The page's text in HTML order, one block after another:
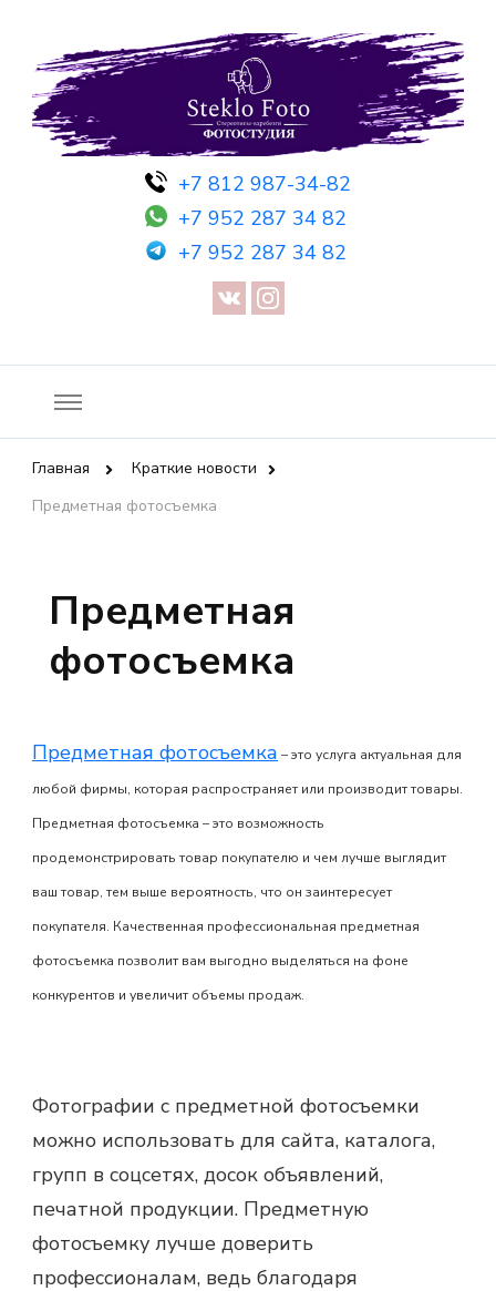
+7 812 987-34-82
+7 952 287 34 82
+7 952 287 34 82
Фотостудия SF
Фотосессия в студии СПб — Фотосессия в Санкт-Петербурге
— Предметная съемка — Невидимый манекен — Прозрачный
манекен — Сертификат на фотосессию
Главная
Краткие новости
Предметная фотосъемка
Предметная
фотосъемка
Предметная фотосъемка – это услуга актуальная для
любой фирмы, которая распространяет или производит товары.
Предметная фотосъемка – это возможность
продемонстрировать товар покупателю и чем лучше выглядит
ваш товар, тем выше вероятность, что он заинтересует
покупателя. Качественная профессиональная предметная
фотосъемка позволит вам выгодно выделяться на фоне
конкурентов и увеличит объемы продаж.
Фотографии с предметной фотосъемки
можно использовать для сайта, каталога,
групп в соцсетях, досок объявлений,
печатной продукции. Предметную
фотосъемку лучше доверить
профессионалам, ведь благодаря